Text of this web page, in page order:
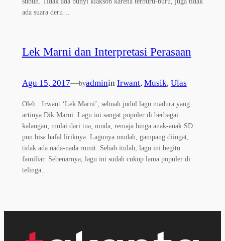
ada suara deru…
Lek Marni dan Interpretasi Perasaan
Agu 15, 2017—byadminin Irwant, Musik, Ulas
Oleh : Irwant ‘Lek Marni’, sebuah judul lagu madura yang
artinya Dik Marni. Lagu ini sangat populer di berbagai
kalangan; mulai dari tua, muda, remaja hinga anak-anak SD
pun bisa hafal liriknya. Lagunya mudah, gampang diingat,
tidak ada nada-nada rumit. Sebab itulah, lagu ini begitu
familiar. Sebenarnya, lagu ini sudah cukup lama populer di
telinga…